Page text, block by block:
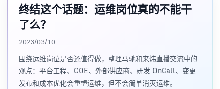
终结这个话题：运维岗位真的不能干
了么？
2023/03/10
围绕运维岗位是否还值得做，整理马驰和来炜直播交流中的
观点：平台工程、COE、外部供应商、研发 OnCall、变更
发布和成本优化会重塑运维，但不会简单消灭运维。